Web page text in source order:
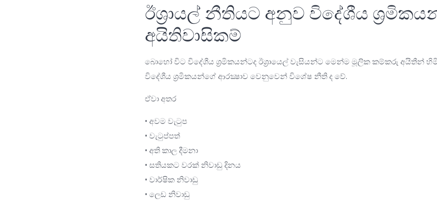
ඊශ්‍රායල් නීතියට අනුව විදේශීය
අයිතිවාසිකම්
බොහෝ විට විදේශීය ශ්‍රමිකයන්ටද ඊශ්‍රායෙල් වැසියන්ට මෙන්ම මූලික කම්කරු අයිතීන්
විදේශීය ශ්‍රමිකයන්ගේ ආරක්‍ෂාව වෙනුවෙන් විශේෂ නීති ද වේ.
ඒවා අතර
• අවම වැටුප
• වැටුප්පත්
• අති කාල දීමනා
• සතියකට වරක් නිවාඩු දිනය
• වාර්ෂික නිවාඩු
• ලෙඩ නිවාඩු